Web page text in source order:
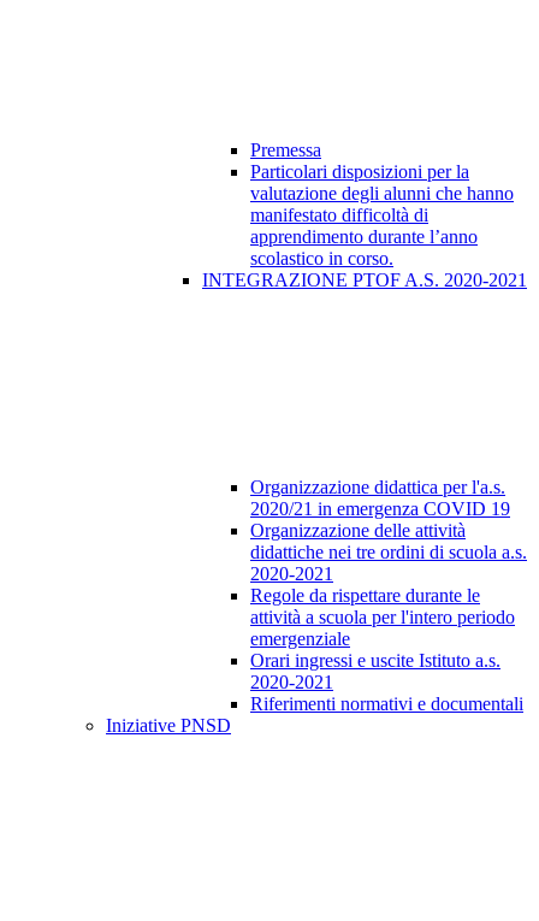
Premessa
Particolari disposizioni per la
valutazione degli alunni che hanno
manifestato difficoltà di
apprendimento durante l’anno
scolastico in corso.
INTEGRAZIONE PTOF A.S. 2020-2021
Organizzazione didattica per l'a.s.
2020/21 in emergenza COVID 19
Organizzazione delle attività
didattiche nei tre ordini di scuola a.s.
2020-2021
Regole da rispettare durante le
attività a scuola per l'intero periodo
emergenziale
Orari ingressi e uscite Istituto a.s.
2020-2021
Riferimenti normativi e documentali
Iniziative PNSD